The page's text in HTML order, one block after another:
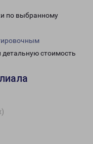
по выбранному
детальную стоимость